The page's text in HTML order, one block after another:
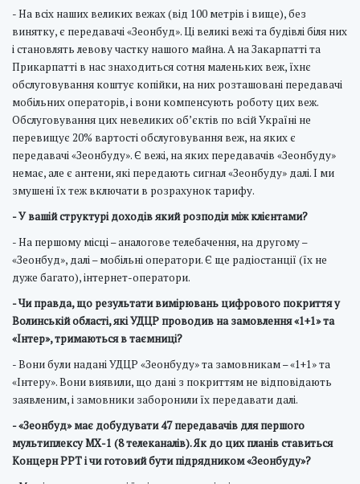
- На всіх наших великих вежах (від 100 метрів і вище), без
винятку, є передавачі «Зеонбуд». Ці великі вежі та будівлі біля них
і становлять левову частку нашого майна. А на Закарпатті та
Прикарпатті в нас знаходиться сотня маленьких веж, їхнє
обслуговування коштує копійки, на них розташовані передавачі
мобільних операторів, і вони компенсують роботу цих веж.
Обслуговування цих невеликих об’єктів по всій Україні не
перевищує 20% вартості обслуговування веж, на яких є
передавачі «Зеонбуду». Є вежі, на яких передавачів «Зеонбуду»
немає, але є антени, які передають сигнал «Зеонбуду» далі. І ми
змушені їх теж включати в розрахунок тарифу.
- У вашій структурі доходів який розподіл між клієнтами?
- На першому місці – аналогове телебачення, на другому –
«Зеонбуд», далі – мобільні оператори. Є ще радіостанції (їх не
дуже багато), інтернет-оператори.
- Чи правда, що результати вимірювань цифрового покриття у
Волинській області, які УДЦР проводив на замовлення «1+1» та
«Інтер», тримаються в таємниці?
- Вони були надані УДЦР «Зеонбуду» та замовникам – «1+1» та
«Інтеру». Вони виявили, що дані з покриттям не відповідають
заявленим, і замовники заборонили їх передавати далі.
- «Зеонбуд» має добудувати 47 передавачів для першого
мультиплексу МХ-1 (8 телеканалів). Як до цих планів ставиться
Концерн РРТ і чи готовий бути підрядником «Зеонбуду»?